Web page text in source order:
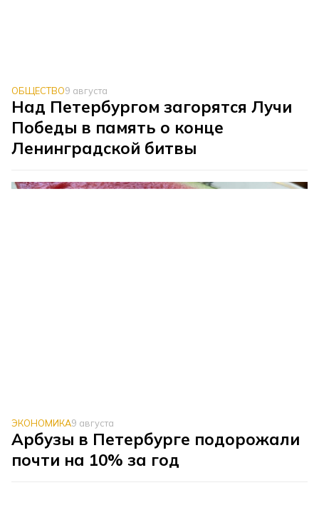
ОБЩЕСТВО9 августа
Над Петербургом загорятся Лучи
Победы в память о конце
Ленинградской битвы
ЭКОНОМИКА9 августа
Арбузы в Петербурге подорожали
почти на 10% за год